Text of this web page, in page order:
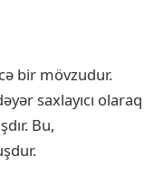
bir mövzudur.
saxlayıcı olaraq
Bu,